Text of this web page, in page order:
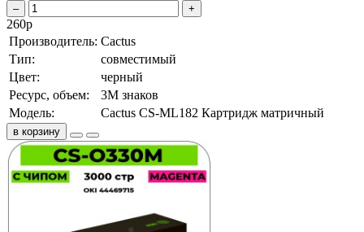
– +
260р
Производитель: Cactus
Тип:
совместимый
Цвет:
черный
Ресурс, объем:
3M знаков
Модель:
Cactus CS-ML182 Картридж матричный
в корзину